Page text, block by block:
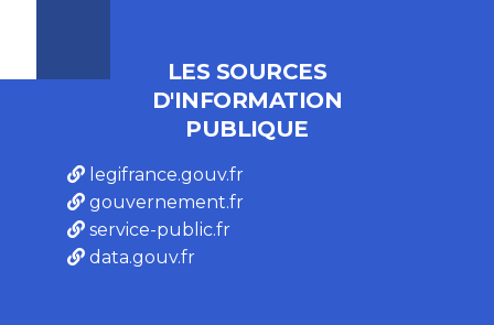
LES SOURCES
D'INFORMATION
PUBLIQUE
legifrance.gouv.fr
gouvernement.fr
service-public.fr
data.gouv.fr